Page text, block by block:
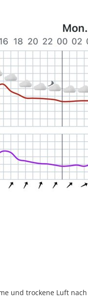
und trockene Luft